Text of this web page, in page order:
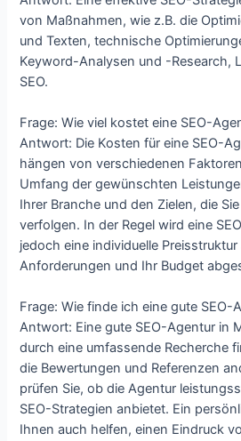
von Maßnahmen, wie z.B. die
und Texten, technische
Keyword-Analysen und -Research,
SEO.
Frage: Wie viel kostet eine SEO-
Antwort: Die Kosten für eine SEO-
hängen von verschiedenen
Umfang der gewünschten
Ihrer Branche und den Zielen, die
verfolgen. In der Regel wird eine
jedoch eine individuelle
Anforderungen und Ihr Budget
Frage: Wie finde ich eine gute SEO-
Antwort: Eine gute SEO-Agentur in
durch eine umfassende Recherche
die Bewertungen und Referenzen
prüfen Sie, ob die Agentur
SEO-Strategien anbietet. Ein
Ihnen auch helfen, einen Eindruck